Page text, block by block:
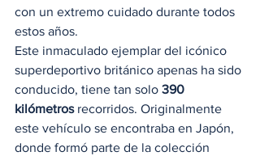
con un extremo cuidado durante todos
estos años.
Este inmaculado ejemplar del icónico
superdeportivo británico apenas ha sido
conducido, tiene tan solo 390
kilómetros recorridos. Originalmente
este vehículo se encontraba en Japón,
donde formó parte de la colección